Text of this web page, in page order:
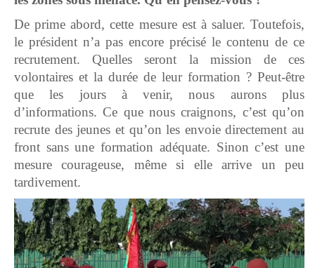
De prime abord, cette mesure est à saluer. Toutefois,
le président n’a pas encore précisé le contenu de ce
recrutement. Quelles seront la mission de ces
volontaires et la durée de leur formation ? Peut-être
que les jours à venir, nous aurons plus
d’informations. Ce que nous craignons, c’est qu’on
recrute des jeunes et qu’on les envoie directement au
front sans une formation adéquate. Sinon c’est une
mesure courageuse, même si elle arrive un peu
tardivement.